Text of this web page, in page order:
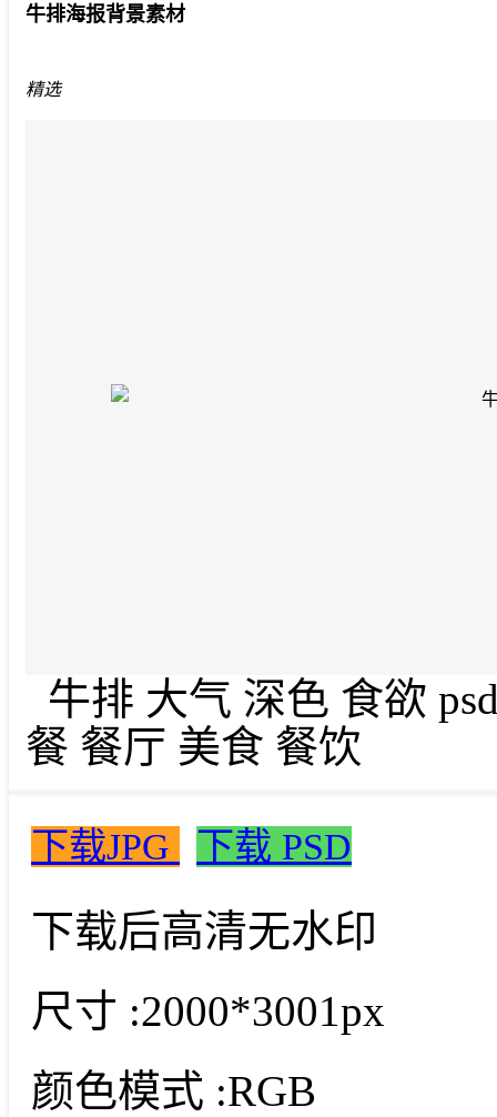
牛排海报背景素材
精选
牛排 大气 深色 食欲
餐 餐厅 美食 餐饮
下载JPG 下载 PSD
下载后高清无水印
尺寸 :2000*3001px
颜色模式 :RGB